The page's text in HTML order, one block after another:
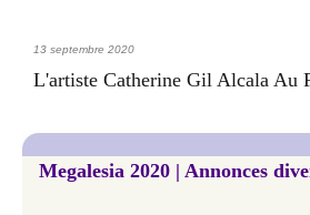
13 septembre 2020
L'artiste Catherine Gil Alcala Au
Megalesia 2020 | Annonces